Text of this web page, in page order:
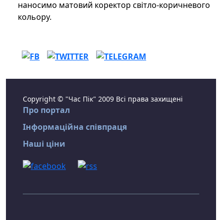
наносимо матовий коректор світло-коричневого
кольору.
Copyright © "Час Пік" 2009 Всі права захищені
Про портал
Інформаційна співпраця
Наші ціни